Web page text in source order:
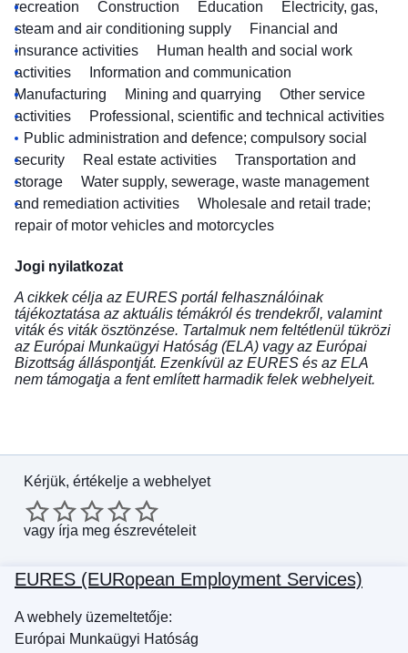
recreation
Construction Education
Electricity, gas,
steam and air conditioning supply
Financial and
insurance activities
Human health and social work
activities
Information and communication
Manufacturing
Mining and quarrying
Other service
activities
Professional, scientific and technical activities
Public administration and defence; compulsory social
security
Real estate activities
Transportation and
storage
Water supply, sewerage, waste management
and remediation activities
Wholesale and retail trade;
repair of motor vehicles and motorcycles
Jogi nyilatkozat
A cikkek célja az EURES portál felhasználóinak
tájékoztatása az aktuális témákról és trendekről, valamint
viták és viták ösztönzése. Tartalmuk nem feltétlenül tükrözi
az Európai Munkaügyi Hatóság (ELA) vagy az Európai
Bizottság álláspontját. Ezenkívül az EURES és az ELA
nem támogatja a fent említett harmadik felek webhelyeit.
Kérjük, értékelje a webhelyet
vagy írja meg észrevételeit
EURES (EURopean Employment Services)
A webhely üzemeltetője:
Európai Munkaügyi Hatóság